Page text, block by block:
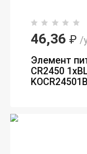
46,36 ₽ /
Элемент
CR2450